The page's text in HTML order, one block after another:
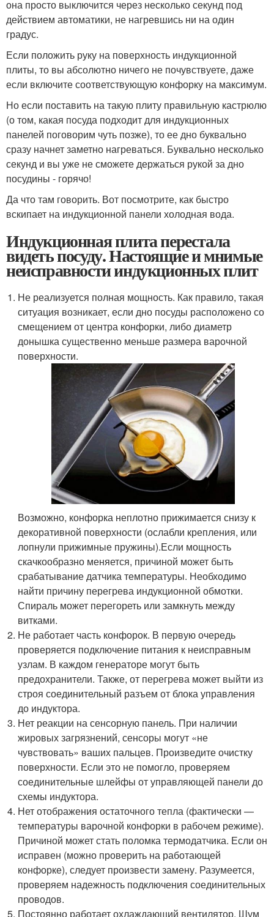
она просто выключится через несколько секунд под
действием автоматики, не нагревшись ни на один
градус.
Если положить руку на поверхность индукционной
плиты, то вы абсолютно ничего не почувствуете, даже
если включите соответствующую конфорку на максимум.
Но если поставить на такую плиту правильную кастрюлю
(о том, какая посуда подходит для индукционных
панелей поговорим чуть позже), то ее дно буквально
сразу начнет заметно нагреваться. Буквально несколько
секунд и вы уже не сможете держаться рукой за дно
посудины - горячо!
Да что там говорить. Вот посмотрите, как быстро
вскипает на индукционной панели холодная вода.
Индукционная плита перестала
видеть посуду. Настоящие и мнимые
неисправности индукционных плит
Не реализуется полная мощность. Как правило, такая
ситуация возникает, если дно посуды расположено со
смещением от центра конфорки, либо диаметр
донышка существенно меньше размера варочной
поверхности.
Возможно, конфорка неплотно прижимается снизу к
декоративной поверхности (ослабли крепления, или
лопнули прижимные пружины).Если мощность
скачкообразно меняется, причиной может быть
срабатывание датчика температуры. Необходимо
найти причину перегрева индукционной обмотки.
Спираль может перегореть или замкнуть между
витками.
Не работает часть конфорок. В первую очередь
проверяется подключение питания к неисправным
узлам. В каждом генераторе могут быть
предохранители. Также, от перегрева может выйти из
строя соединительный разъем от блока управления
до индуктора.
Нет реакции на сенсорную панель. При наличии
жировых загрязнений, сенсоры могут «не
чувствовать» ваших пальцев. Произведите очистку
поверхности. Если это не помогло, проверяем
соединительные шлейфы от управляющей панели до
схемы индуктора.
Нет отображения остаточного тепла (фактически —
температуры варочной конфорки в рабочем режиме).
Причиной может стать поломка термодатчика. Если он
исправен (можно проверить на работающей
конфорке), следует произвести замену. Разумеется,
проверяем надежность подключения соединительных
проводов.
Постоянно работает охлаждающий вентилятор. Шум